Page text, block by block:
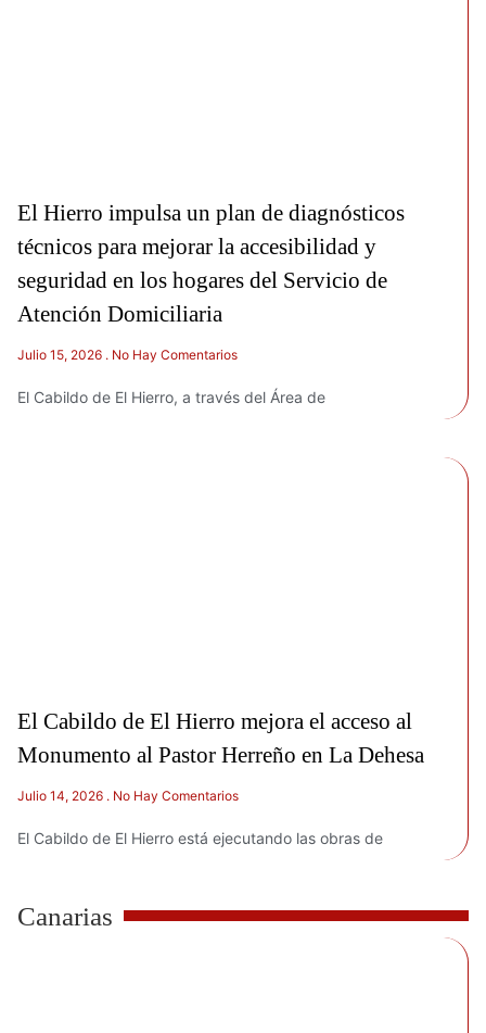
El Hierro impulsa un plan de diagnósticos
técnicos para mejorar la accesibilidad y
seguridad en los hogares del Servicio de
Atención Domiciliaria
Julio 15, 2026 No Hay Comentarios
El Cabildo de El Hierro, a través del Área de
El Cabildo de El Hierro mejora el acceso al
Monumento al Pastor Herreño en La Dehesa
Julio 14, 2026 No Hay Comentarios
El Cabildo de El Hierro está ejecutando las obras de
Canarias